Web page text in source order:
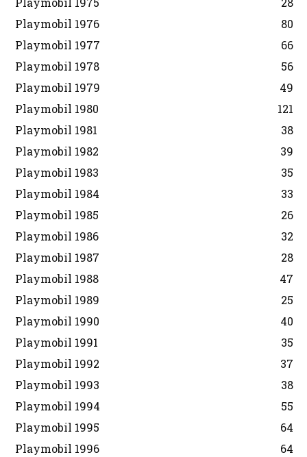
Playmobil 1976
80
Playmobil 1977
66
Playmobil 1978
56
Playmobil 1979
49
Playmobil 1980
121
Playmobil 1981
38
Playmobil 1982
39
Playmobil 1983
35
Playmobil 1984
33
Playmobil 1985
26
Playmobil 1986
32
Playmobil 1987
28
Playmobil 1988
47
Playmobil 1989
25
Playmobil 1990
40
Playmobil 1991
35
Playmobil 1992
37
Playmobil 1993
38
Playmobil 1994
55
Playmobil 1995
64
Playmobil 1996
64